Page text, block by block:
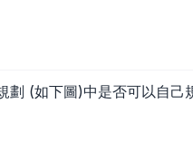
(如下圖)中是否可以自